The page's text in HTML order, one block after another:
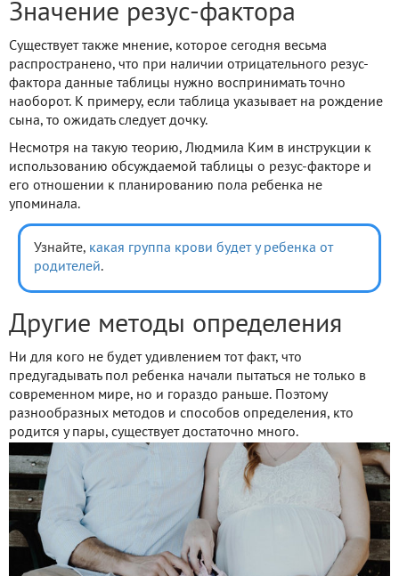
Значение резус-фактора
Существует также мнение, которое сегодня весьма
распространено, что при наличии отрицательного резус-
фактора данные таблицы нужно воспринимать точно
наоборот. К примеру, если таблица указывает на рождение
сына, то ожидать следует дочку.
Несмотря на такую теорию, Людмила Ким в инструкции к
использованию обсуждаемой таблицы о резус-факторе и
его отношении к планированию пола ребенка не
упоминала.
Узнайте, какая группа крови будет у ребенка от
родителей.
Другие методы определения
Ни для кого не будет удивлением тот факт, что
предугадывать пол ребенка начали пытаться не только в
современном мире, но и гораздо раньше. Поэтому
разнообразных методов и способов определения, кто
родится у пары, существует достаточно много.